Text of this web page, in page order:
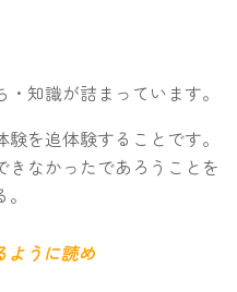
知識が詰まっています。
を追体験することです。
きなかったであろうことを
ように読め